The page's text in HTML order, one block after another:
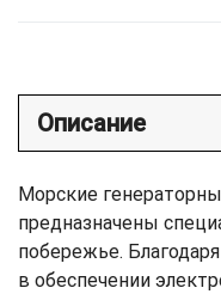
Описание
Морские
предназначены
побережье.
в обеспечении